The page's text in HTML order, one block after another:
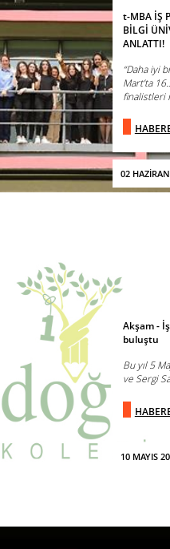
02
t-MBA İŞ
BİLGİ
ANLATTI!
“Daha iyi
Mart’ta
finalistleri
10 MAYIS
Akşam -
buluştu
Bu yıl 5
ve Sergi